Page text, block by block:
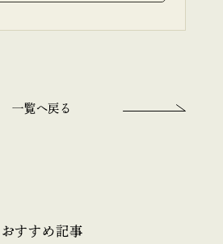
一覧へ戻る
おすすめ記事